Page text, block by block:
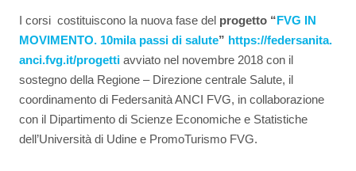
I corsi costituiscono la nuova fase del progetto “FVG IN
MOVIMENTO. 10mila passi di salute” https://federsanita.
anci.fvg.it/progetti avviato nel novembre 2018 con il
sostegno della Regione – Direzione centrale Salute, il
coordinamento di Federsanità ANCI FVG, in collaborazione
con il Dipartimento di Scienze Economiche e Statistiche
dell’Università di Udine e PromoTurismo FVG.